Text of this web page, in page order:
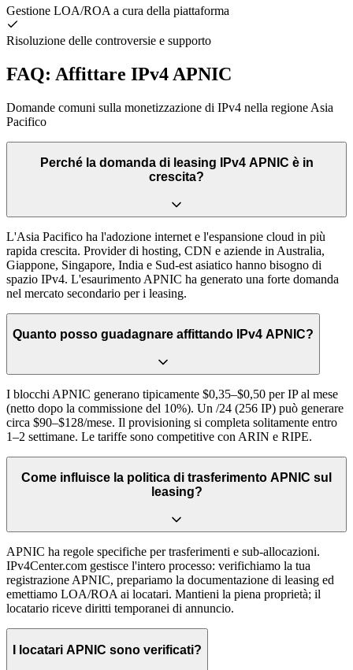
Gestione LOA/ROA a cura della piattaforma
Risoluzione delle controversie e supporto
FAQ: Affittare IPv4 APNIC
Domande comuni sulla monetizzazione di IPv4 nella regione Asia
Pacifico
Perché la domanda di leasing IPv4 APNIC è in
crescita?
L'Asia Pacifico ha l'adozione internet e l'espansione cloud in più
rapida crescita. Provider di hosting, CDN e aziende in Australia,
Giappone, Singapore, India e Sud-est asiatico hanno bisogno di
spazio IPv4. L'esaurimento APNIC ha generato una forte domanda
nel mercato secondario per i leasing.
Quanto posso guadagnare affittando IPv4 APNIC?
I blocchi APNIC generano tipicamente $0,35–$0,50 per IP al mese
(netto dopo la commissione del 10%). Un /24 (256 IP) può generare
circa $90–$128/mese. Il provisioning si completa solitamente entro
1–2 settimane. Le tariffe sono competitive con ARIN e RIPE.
Come influisce la politica di trasferimento APNIC sul
leasing?
APNIC ha regole specifiche per trasferimenti e sub-allocazioni.
IPv4Center.com gestisce l'intero processo: verifichiamo la tua
registrazione APNIC, prepariamo la documentazione di leasing ed
emettiamo LOA/ROA ai locatari. Mantieni la piena proprietà; il
locatario riceve diritti temporanei di annuncio.
I locatari APNIC sono verificati?